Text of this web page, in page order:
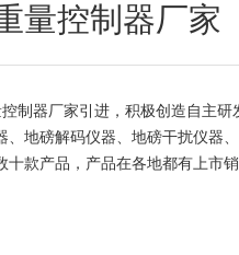
量控制器厂家
制器厂家引进，积极创造自主研
、地磅解码仪器、地磅干扰仪器
十款产品，产品在各地都有上市